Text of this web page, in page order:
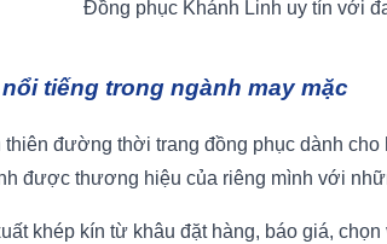
Đồng phục Khánh Linh uy tín với
tiếng trong ngành may mặc
đường thời trang đồng phục dành
được thương hiệu của riêng mình với
khép kín từ khâu đặt hàng, báo giá,